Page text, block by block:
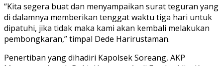
“Kita segera buat dan menyampaikan surat teguran yang
di dalamnya memberikan tenggat waktu tiga hari untuk
dipatuhi, jika tidak maka kami akan kembali melakukan
pembongkaran,” timpal Dede Harirustaman.
Penertiban yang dihadiri Kapolsek Soreang, AKP